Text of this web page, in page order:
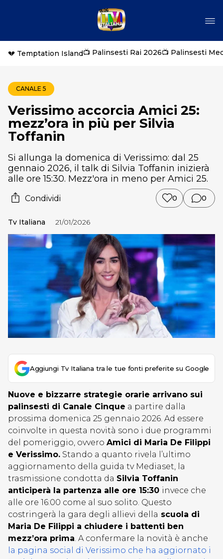
💔 Temptation Island📺 Palinsesti Rai 2026📺 Palinsesti
CANALE 5
Verissimo accorcia Amici 25:
mezz’ora in più per Silvia
Toffanin
Si allunga la domenica di Verissimo: dal 25
gennaio 2026, il talk di Silvia Toffanin inizierà
alle ore 15:30. Mezz'ora in meno per Amici 25.
Condividi 0 0
Tv Italiana 21/01/2026
Aggiungi Tv Italiana tra le tue fonti preferite su Google
Nuove e bizzarre strategie orarie arrivano sui
palinsesti di Canale Cinque a partire dalla
prossima domenica 25 gennaio 2026. Ad essere
coinvolte in questa novità sono i due programmi
del pomeriggio, ovvero Amici di Maria De Filippi
e Verissimo. Stando a quanto rivela l’ultimo
aggiornamento della guida tv Mediaset, la
trasmissione condotta da Silvia Toffanin
anticiperà la partenza alle ore 15:30 invece che
alle ore 16:00 come al suo solito. Questo
costringerà la gara degli allievi della scuola di
Maria De Filippi a chiudere i battenti ben
mezz’ora prima. A confermare la novità è anche
la pagina social di Verissimo che ha aggiornato i